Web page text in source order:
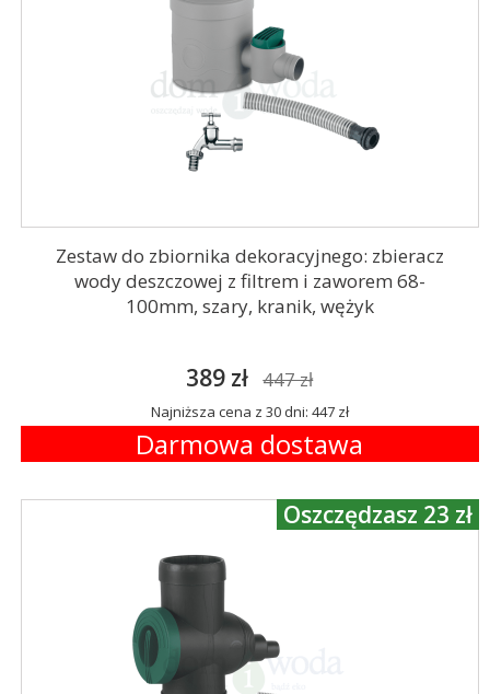
Zestaw do zbiornika dekoracyjnego: zbieracz
wody deszczowej z filtrem i zaworem 68-
100mm, szary, kranik, wężyk
389 zł 447 zł
Najniższa cena z 30 dni: 447 zł
Darmowa dostawa
Oszczędzasz 23 zł